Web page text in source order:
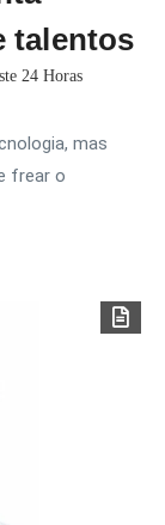
talentos
24 Horas
mas
frear o